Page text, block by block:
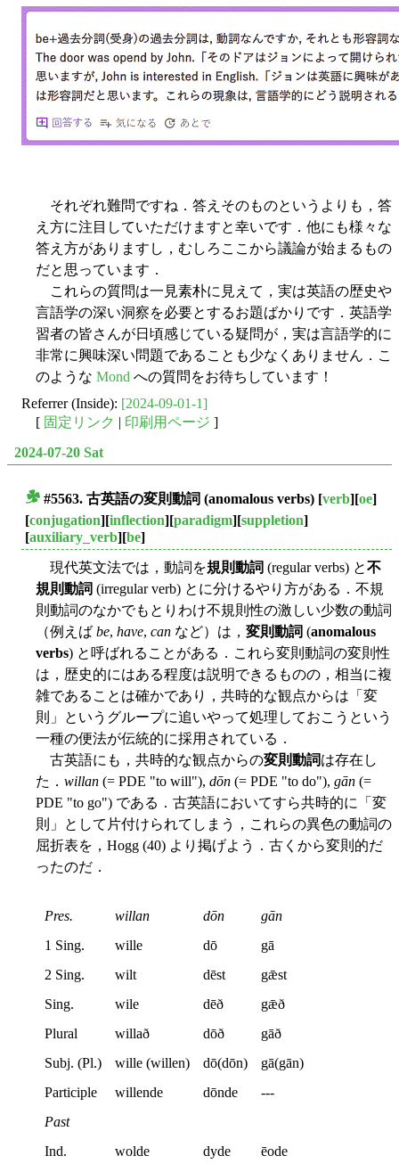
それぞれ難問ですね．答えそのものというよりも，答
え方に注目していただけますと幸いです．他にも様々な
答え方がありますし，むしろここから議論が始まるもの
だと思っています．
これらの質問は一見素朴に見えて，実は英語の歴史や
言語学の深い洞察を必要とするお題ばかりです．英語学
習者の皆さんが日頃感じている疑問が，実は言語学的に
非常に興味深い問題であることも少なくありません．こ
のような Mond への質問をお待ちしています！
Referrer (Inside): [2024-09-01-1]
[ 固定リンク | 印刷用ページ ]
2024-07-20 Sat
#5563. 古英語の変則動詞 (anomalous verbs) [verb][oe]
[conjugation][inflection][paradigm][suppletion]
[auxiliary_verb][be]
現代英文法では，動詞を規則動詞 (regular verbs) と不
規則動詞 (irregular verb) とに分けるやり方がある．不規
則動詞のなかでもとりわけ不規則性の激しい少数の動詞
（例えば be, have, can など）は， 変則動詞 (anomalous
verbs) と呼ばれることがある．これら変則動詞の変則性
は，歴史的にはある程度は説明できるものの，相当に複
雑であることは確かであり，共時的な観点からは「変
則」というグループに追いやって処理しておこうという
一種の便法が伝統的に採用されている．
古英語にも，共時的な観点からの変則動詞は存在し
た． willan (= PDE "to will"), dōn (= PDE "to do"), gān (=
PDE "to go") である．古英語においてすら共時的に「変
則」として片付けられてしまう，これらの異色の動詞の
屈折表を，Hogg (40) より掲げよう．古くから変則的だ
ったのだ．
Pres. willan dōn
gān
1 Sing.
wille dō
gā
2 Sing.
wilt dēst
gǣst
Sing.
wile dēð
gǣð
Plural
willað dōð
gāð
Subj. (Pl.)
wille (willen) dō(dōn)
gā(gān)
Participle
willende dōnde
---
Past
Ind.
wolde dyde ēode